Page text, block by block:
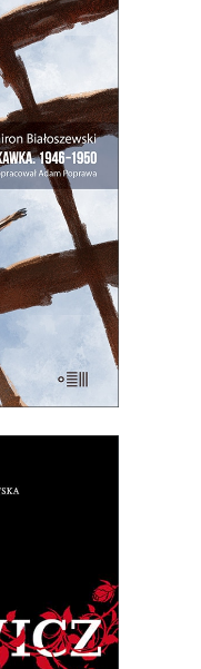
SAMA
inna
Skąd
zł